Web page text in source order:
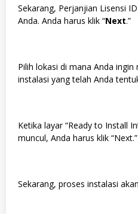
Sekarang, Perjanjian Lisensi
Anda. Anda harus klik “Next.”
Pilih lokasi di mana Anda
instalasi yang telah Anda
Ketika layar “Ready to Install
muncul, Anda harus klik “Next.”
Sekarang, proses instalasi